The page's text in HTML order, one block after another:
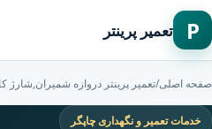
P تعمیر پرینتر
صفحه اصلی/تعمیر پرینتر دروازه شمیران,شارژ
خدمات تعمیر و نگهداری چاپگر